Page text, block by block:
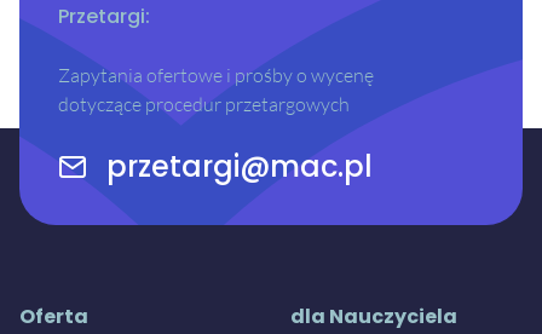
Przetargi:
Zapytania ofertowe i prośby o wycenę
dotyczące procedur przetargowych
przetargi@mac.pl
Oferta dla Nauczyciela